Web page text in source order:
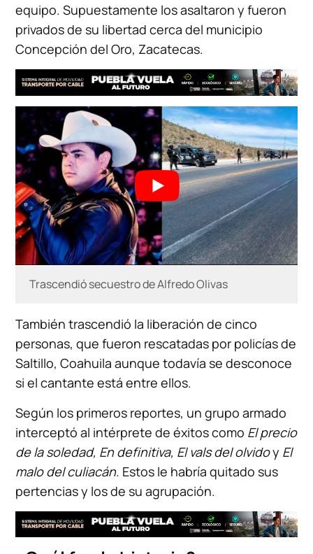
equipo. Supuestamente los asaltaron y fueron
privados de su libertad cerca del municipio
Concepción del Oro, Zacatecas.
Trascendió secuestro de Alfredo Olivas
También trascendió la liberación de cinco
personas, que fueron rescatadas por policías de
Saltillo, Coahuila aunque todavía se desconoce
si el cantante está entre ellos.
Según los primeros reportes, un grupo armado
interceptó al intérprete de éxitos como El precio
de la soledad, En definitiva, El vals del olvidoy El
malo del culiacán. Estos le habría quitado sus
pertencias y los de su agrupación.